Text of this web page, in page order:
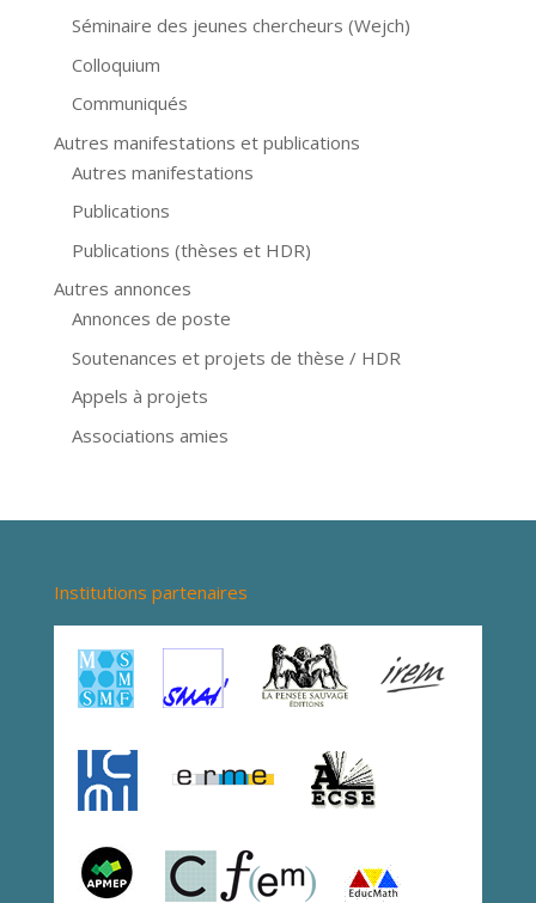
Séminaire des jeunes chercheurs (Wejch)
Colloquium
Communiqués
Autres manifestations et publications
Autres manifestations
Publications
Publications (thèses et HDR)
Autres annonces
Annonces de poste
Soutenances et projets de thèse / HDR
Appels à projets
Associations amies
Institutions partenaires